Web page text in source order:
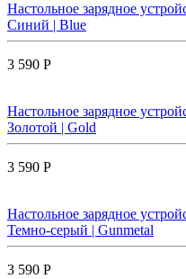
Настольное зарядное
Синий | Blue
3 590 Р
Настольное зарядное
Золотой | Gold
3 590 Р
Настольное зарядное
Темно-серый | Gunmetal
3 590 Р